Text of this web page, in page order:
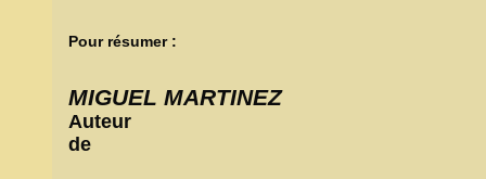
Pour résumer :
MIGUEL MARTINEZ
Auteur
de